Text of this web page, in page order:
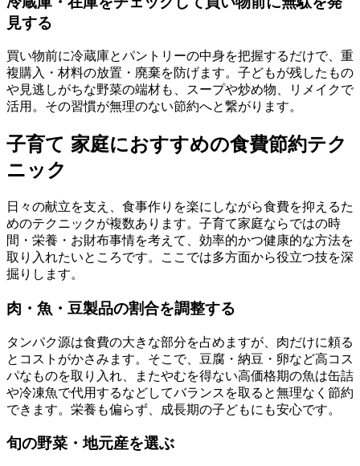
見する
買い物前に冷蔵庫とパントリーの中身を把握するだけで、重
複購入・材料の放置・廃棄を防げます。子どもが残したもの
や見逃しがちな野菜の端材も、スープや炒め物、リメイクで
活用。その習慣が無理のない節約へと繋がります。
子育て 家庭におすすめの食費節約テク
ニック
日々の献立を支え、食事作りを楽にしながら食費を抑えるた
めのテクニックが複数あります。子育て家庭ならではの時
間・栄養・お財布事情を考えて、効率的かつ健康的な方法を
取り入れたいところです。ここでは多方面から役立つ技を深
掘りします。
肉・魚・豆製品の割合を調整する
タンパク源は食費の大きな部分を占めますが、肉だけに頼る
とコストがかさみます。そこで、豆腐・納豆・卵など高コス
パなものを取り入れ、またやむを得ない高価格期の魚は缶詰
や冷凍魚で代用するなどしてバランスを取ると無理なく節約
できます。栄養も偏らず、成長期の子どもにも安心です。
旬の野菜・地元産を選ぶ